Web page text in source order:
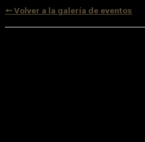
🠔 Volver a la galería de eventos